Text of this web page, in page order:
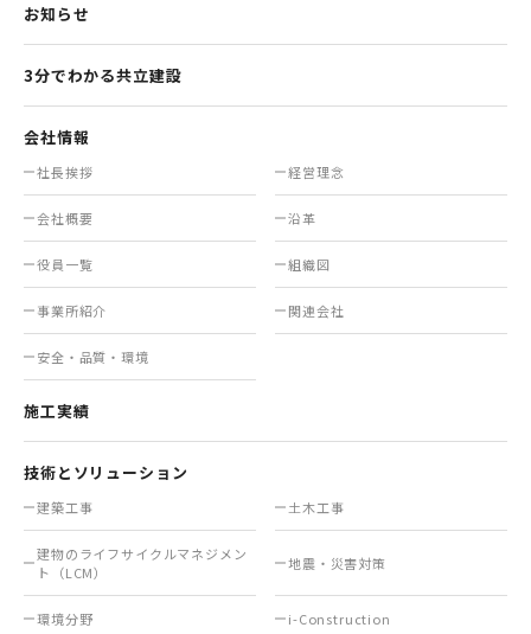
お知らせ
3分でわかる共立建設
会社情報
社長挨拶 経営理念
会社概要 沿革
役員一覧 組織図
事業所紹介 関連会社
安全・品質・環境
施工実績
技術とソリューション
建築工事 土木工事
建物のライフサイクルマネジメン
ト（LCM）
地震・災害対策
環境分野 i-Construction